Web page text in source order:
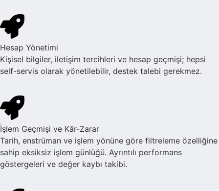
Hesap Yönetimi
Kişisel bilgiler, iletişim tercihleri ve hesap geçmişi; hepsi
self-servis olarak yönetilebilir, destek talebi gerekmez.
İşlem Geçmişi ve Kâr-Zarar
Tarih, enstrüman ve işlem yönüne göre filtreleme özelliğine
sahip eksiksiz işlem günlüğü. Ayrıntılı performans
göstergeleri ve değer kaybı takibi.